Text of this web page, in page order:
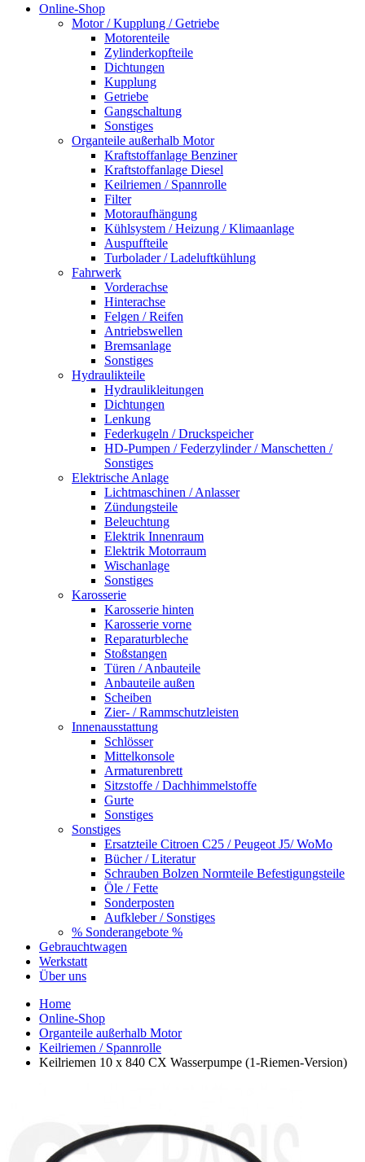
Online-Shop
Motor / Kupplung / Getriebe
Motorenteile
Zylinderkopfteile
Dichtungen
Kupplung
Getriebe
Gangschaltung
Sonstiges
Organteile außerhalb Motor
Kraftstoffanlage Benziner
Kraftstoffanlage Diesel
Keilriemen / Spannrolle
Filter
Motoraufhängung
Kühlsystem / Heizung / Klimaanlage
Auspuffteile
Turbolader / Ladeluftkühlung
Fahrwerk
Vorderachse
Hinterachse
Felgen / Reifen
Antriebswellen
Bremsanlage
Sonstiges
Hydraulikteile
Hydraulikleitungen
Dichtungen
Lenkung
Federkugeln / Druckspeicher
HD-Pumpen / Federzylinder / Manschetten /
Sonstiges
Elektrische Anlage
Lichtmaschinen / Anlasser
Zündungsteile
Beleuchtung
Elektrik Innenraum
Elektrik Motorraum
Wischanlage
Sonstiges
Karosserie
Karosserie hinten
Karosserie vorne
Reparaturbleche
Stoßstangen
Türen / Anbauteile
Anbauteile außen
Scheiben
Zier- / Rammschutzleisten
Innenausstattung
Schlösser
Mittelkonsole
Armaturenbrett
Sitzstoffe / Dachhimmelstoffe
Gurte
Sonstiges
Sonstiges
Ersatzteile Citroen C25 / Peugeot J5/ WoMo
Bücher / Literatur
Schrauben Bolzen Normteile Befestigungsteile
Öle / Fette
Sonderposten
Aufkleber / Sonstiges
% Sonderangebote %
Gebrauchtwagen
Werkstatt
Über uns
Home
Online-Shop
Organteile außerhalb Motor
Keilriemen / Spannrolle
Keilriemen 10 x 840 CX Wasserpumpe (1-Riemen-Version)